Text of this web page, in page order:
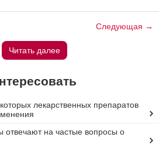
Следующая →
Читать далее
лекарственных препаратов
отвечают на частые вопросы о